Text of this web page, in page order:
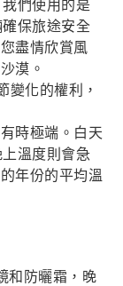
保旅途安全
盡情欣賞風
漠。
變化的權利，
時極端。白天
溫度則會急
年份的平均溫
和防曬霜，晚